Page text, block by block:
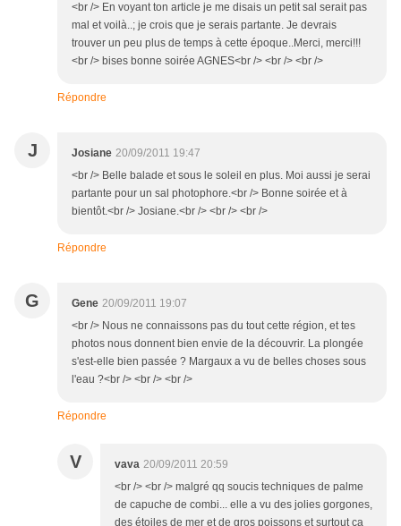
<br /> En voyant ton article je me disais un petit sal serait pas
mal et voilà..; je crois que je serais partante. Je devrais
trouver un peu plus de temps à cette époque..Merci, merci!!!
<br /> bises bonne soirée AGNES<br /> <br /> <br />
Répondre
J Josiane 20/09/2011 19:47
<br /> Belle balade et sous le soleil en plus. Moi aussi je serai
partante pour un sal photophore.<br /> Bonne soirée et à
bientôt.<br /> Josiane.<br /> <br /> <br />
Répondre
G Gene 20/09/2011 19:07
<br /> Nous ne connaissons pas du tout cette région, et tes
photos nous donnent bien envie de la découvrir. La plongée
s'est-elle bien passée ? Margaux a vu de belles choses sous
l'eau ?<br /> <br /> <br />
Répondre
V vava 20/09/2011 20:59
<br /> <br /> malgré qq soucis techniques de palme
de capuche de combi... elle a vu des jolies gorgones,
des étoiles de mer et de gros poissons et surtout ça